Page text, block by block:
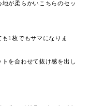
が柔らかいこちらのセッ
1枚でもサマになりま
を合わせて抜け感を出し